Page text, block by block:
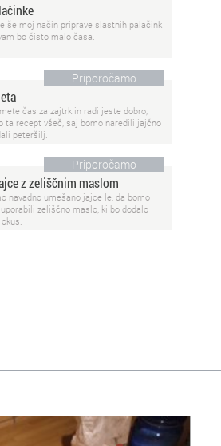
še moj način priprave slastnih palačink
bo čisto malo časa.
Priporočamo
čas za zajtrk in radi jeste dobro,
ta recept všeč, saj bomo naredili jajčno
peteršilj.
Priporočamo
z zeliščnim maslom
navadno umešano jajce le, da bomo
zeliščno maslo, ki bo dodalo